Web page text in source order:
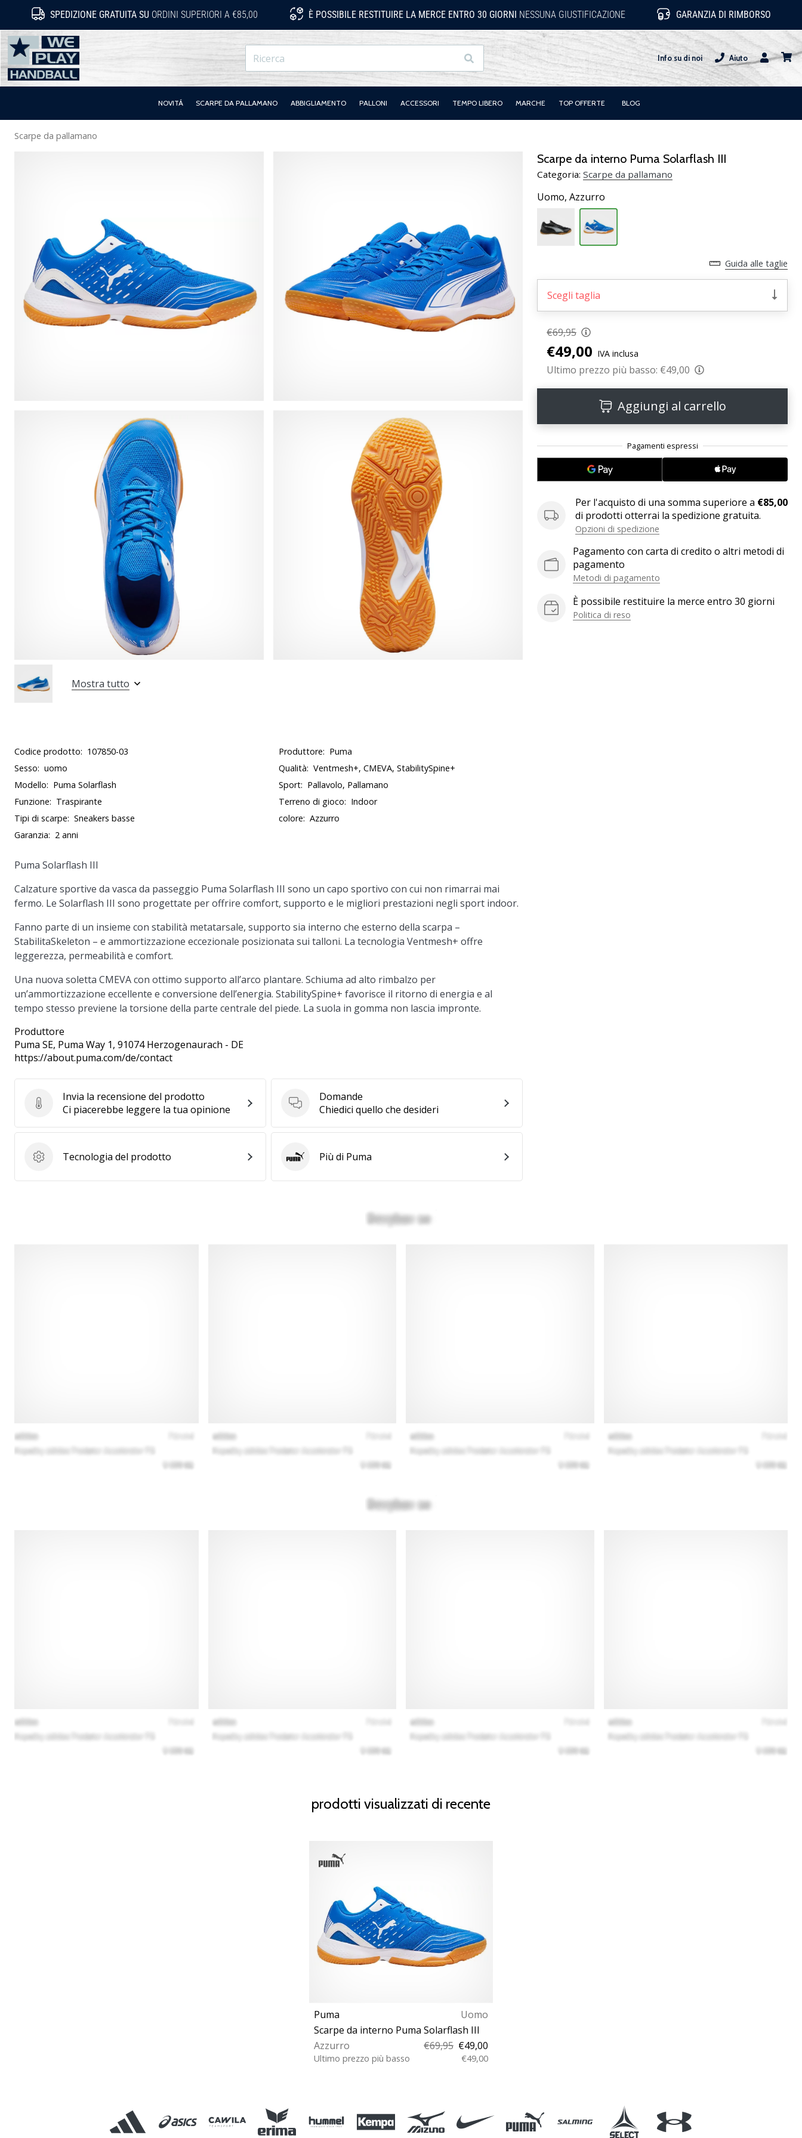
SPEDIZIONE GRATUITA SU ORDINI SUPERIORI A €85,00 È POSSIBILE RESTITUIRE LA MERCE ENTRO 30 GIORNI NESSUNA GIUSTIFICAZIONE GARANZIA DI RIMBORSO
WePlayHandball.it
Ricerca Info su di noi
Aiuto
Utente
NOVITÁ SCARPE DA PALLAMANO ABBIGLIAMENTO PALLONI ACCESSORI TEMPO LIBERO MARCHE TOP OFFERTE BLOG
Scarpe da pallamano
Scarpe da interno Puma Solarflash III
Categoria: Scarpe da pallamano
Uomo, Azzurro
Guida alle taglie
Scegli taglia
€69,95
€49,00 IVA inclusa
Ultimo prezzo più basso: €49,00
Aggiungi al carrello
Per l'acquisto di una somma superiore a €85,00
di prodotti otterrai la spedizione gratuita.
Opzioni di spedizione
Pagamento con carta di credito o altri metodi di
pagamento
Metodi di pagamento
È possibile restituire la merce entro 30 giorni
Politica di reso
Mostra tutto
Codice prodotto: 107850-03 Produttore: Puma
Sesso: uomo Qualità: Ventmesh+, CMEVA, StabilitySpine+
Modello: Puma Solarflash Sport: Pallavolo, Pallamano
Funzione: Traspirante Terreno di gioco: Indoor
Tipi di scarpe: Sneakers basse colore: Azzurro
Garanzia: 2 anni
Puma Solarflash III
Calzature sportive da vasca da passeggio Puma Solarflash III sono un capo sportivo con cui non rimarrai mai
fermo. Le Solarflash III sono progettate per offrire comfort, supporto e le migliori prestazioni negli sport indoor.
Fanno parte di un insieme con stabilità metatarsale, supporto sia interno che esterno della scarpa –
StabilitaSkeleton – e ammortizzazione eccezionale posizionata sui talloni. La tecnologia Ventmesh+ offre
leggerezza, permeabilità e comfort.
Una nuova soletta CMEVA con ottimo supporto all’arco plantare. Schiuma ad alto rimbalzo per
un’ammortizzazione eccellente e conversione dell’energia. StabilitySpine+ favorisce il ritorno di energia e al
tempo stesso previene la torsione della parte centrale del piede. La suola in gomma non lascia impronte.
Produttore
Puma SE, Puma Way 1, 91074 Herzogenaurach - DE
https://about.puma.com/de/contact
Invia la recensione del prodotto
Invia la recensione del prodotto
Ci piacerebbe leggere la tua opinione
Domande
Domande
Chiedici quello che desideri
Tecnologia del prodotto
Tecnologia del prodotto PumaPiù di Puma
prodotti visualizzati di recente
Puma
Uomo
Scarpe da interno Puma Solarflash III
Azzurro
€69,95 €49,00
Ultimo prezzo più basso €49,00